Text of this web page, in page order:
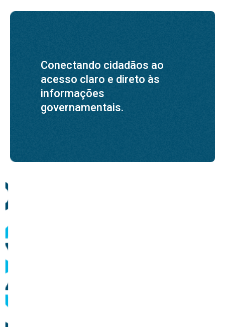
Conectando cidadãos ao
acesso claro e direto às
informações
governamentais.